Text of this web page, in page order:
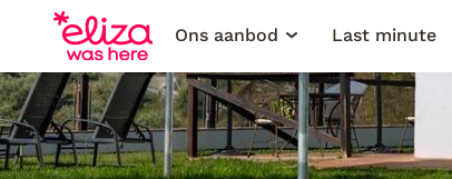
Ons aanbod
Last minute